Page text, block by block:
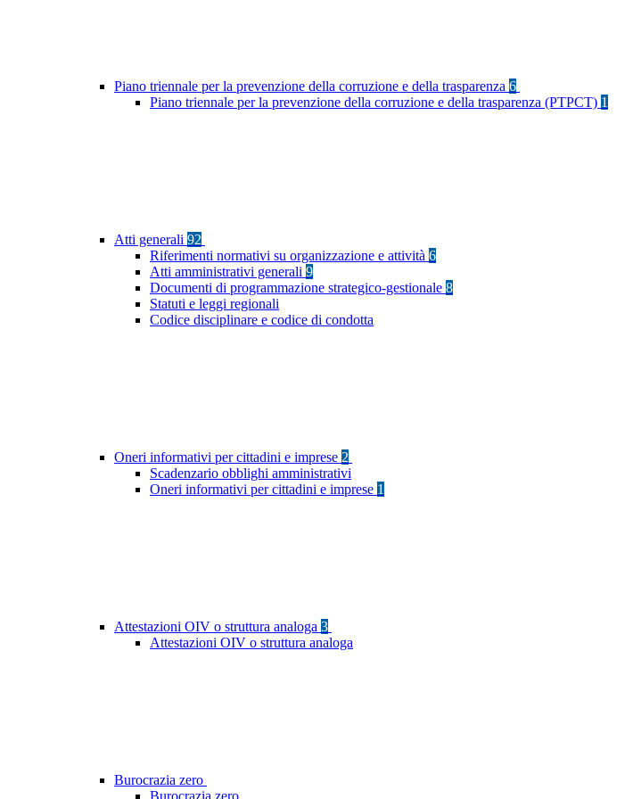
Piano triennale per la prevenzione della corruzione e della trasparenza 6
Piano triennale per la prevenzione della corruzione e della trasparenza (PTPCT) 1
Atti generali 92
Riferimenti normativi su organizzazione e attività 6
Atti amministrativi generali 9
Documenti di programmazione strategico-gestionale 8
Statuti e leggi regionali
Codice disciplinare e codice di condotta
Oneri informativi per cittadini e imprese 2
Scadenzario obblighi amministrativi
Oneri informativi per cittadini e imprese 1
Attestazioni OIV o struttura analoga 3
Attestazioni OIV o struttura analoga
Burocrazia zero